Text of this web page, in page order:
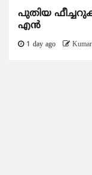
പുതിയ
എൻ
1 day ago Kumar